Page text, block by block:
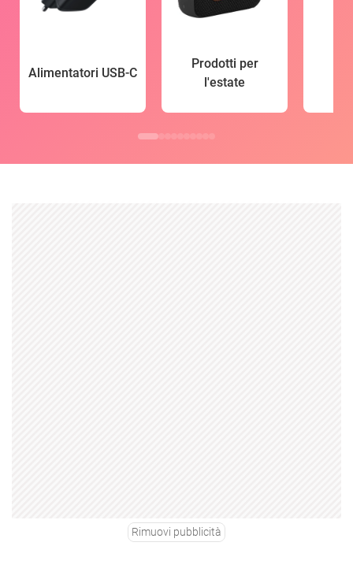
Alimentatori USB-C
Prodotti per
l'estate
Rimuovi pubblicità